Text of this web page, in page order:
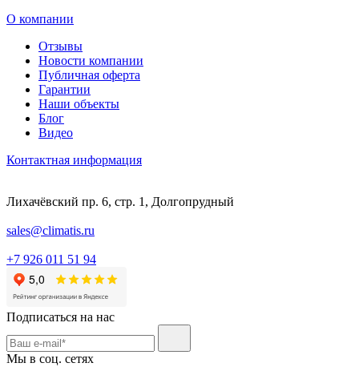
О компании
Отзывы
Новости компании
Публичная оферта
Гарантии
Наши объекты
Блог
Видео
Контактная информация
Лихачёвский пр. 6, стр. 1, Долгопрудный
sales@climatis.ru
+7 926 011 51 94
Подписаться на нас
Мы в соц. сетях